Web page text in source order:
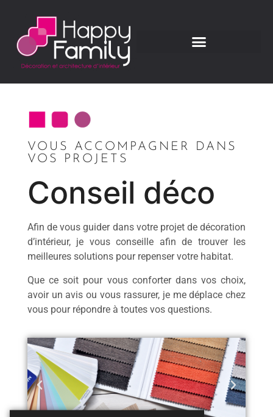
VOUS ACCOMPAGNER DANS
VOS PROJETS
Conseil déco
Afin de vous guider dans votre projet de décoration
d’intérieur, je vous conseille afin de trouver les
meilleures solutions pour repenser votre habitat.
Que ce soit pour vous conforter dans vos choix,
avoir un avis ou vous rassurer, je me déplace chez
vous pour répondre à toutes vos questions.